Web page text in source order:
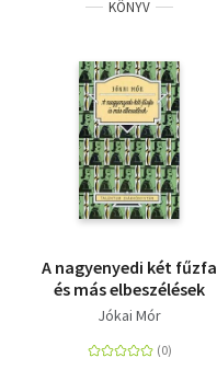
KÖNYV
A nagyenyedi két fűzfa
és más elbeszélések
Jókai Mór